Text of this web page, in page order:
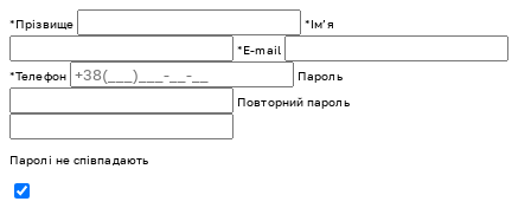
*Прізвище
*Імʼя
*E-mail
*Телефон
Пароль
Повторний пароль
Паролі не співпадають